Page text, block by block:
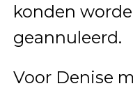
konden
geannuleerd.
Voor Denise